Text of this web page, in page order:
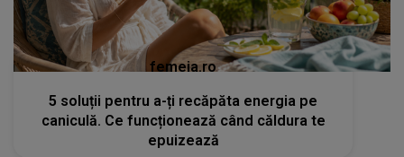
femeia.ro
5 soluții pentru a-ți recăpăta energia pe
caniculă. Ce funcționează când căldura te
epuizează